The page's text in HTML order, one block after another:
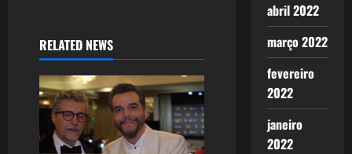
RELATED NEWS
abril 2022
março 2022
fevereiro
2022
janeiro
2022